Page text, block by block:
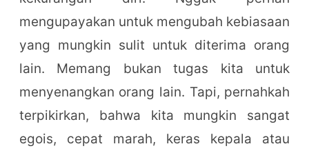
mengupayakan untuk mengubah kebiasaan
yang mungkin sulit untuk diterima orang
lain. Memang bukan tugas kita untuk
menyenangkan orang lain. Tapi, pernahkah
terpikirkan, bahwa kita mungkin sangat
egois, cepat marah, keras kepala atau